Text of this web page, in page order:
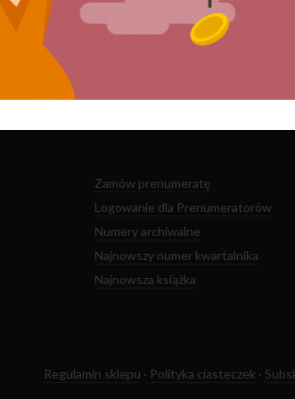
są dane Twoich komentarzy.
Zamów prenumeratę
Logowanie dla Prenumeratorów
Numery archiwalne
Najnowszy numer kwartalnika
Najnowsza książka
Regulamin sklepu · Polityka ciasteczek ·